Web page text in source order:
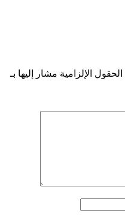
الحقول الإلزامية مشار إليها بـ